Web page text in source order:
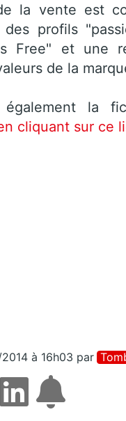
la vente est
des profils
Free" et une
de la
également la
cliquant sur ce
à 16h03 par